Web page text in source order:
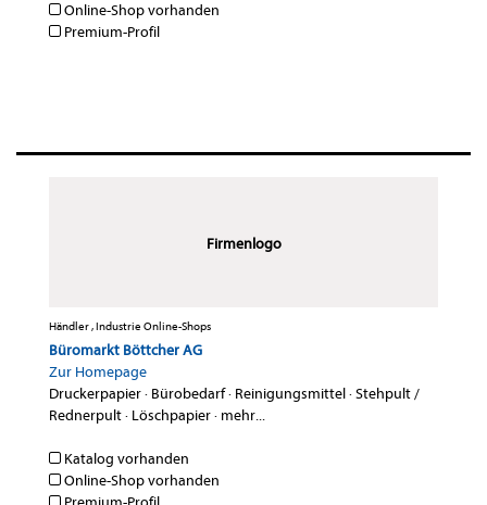
Online-Shop vorhanden
Premium-Profil
Firmenlogo
Händler , Industrie Online-Shops
Büromarkt Böttcher AG
Zur Homepage
Druckerpapier· Bürobedarf· Reinigungsmittel·Stehpult /
Rednerpult· Löschpapier· mehr...
Katalog vorhanden
Online-Shop vorhanden